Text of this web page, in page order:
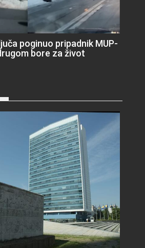
poginuo pripadnik MUP-
bore za život